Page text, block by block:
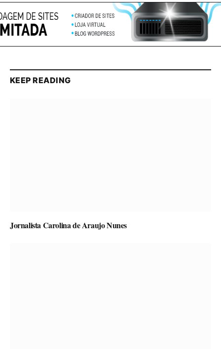
KEEP READING
Jornalista Carolina de Araujo Nunes